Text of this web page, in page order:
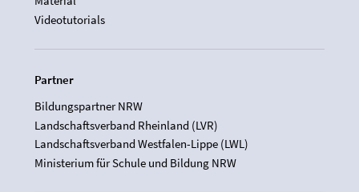
Videotutorials
Partner
Bildungspartner NRW
Landschaftsverband Rheinland (LVR)
Landschaftsverband Westfalen-Lippe (LWL)
Ministerium für Schule und Bildung NRW